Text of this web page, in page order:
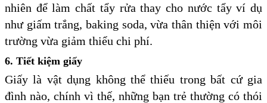
nhiên để làm chất tẩy rửa thay cho nước tẩy ví dụ
như giấm trắng, baking soda, vừa thân thiện với môi
trường vừa giảm thiểu chi phí.
6. Tiết kiệm giấy
Giấy là vật dụng không thể thiếu trong bất cứ gia
đình nào, chính vì thế, những bạn trẻ thường có thói